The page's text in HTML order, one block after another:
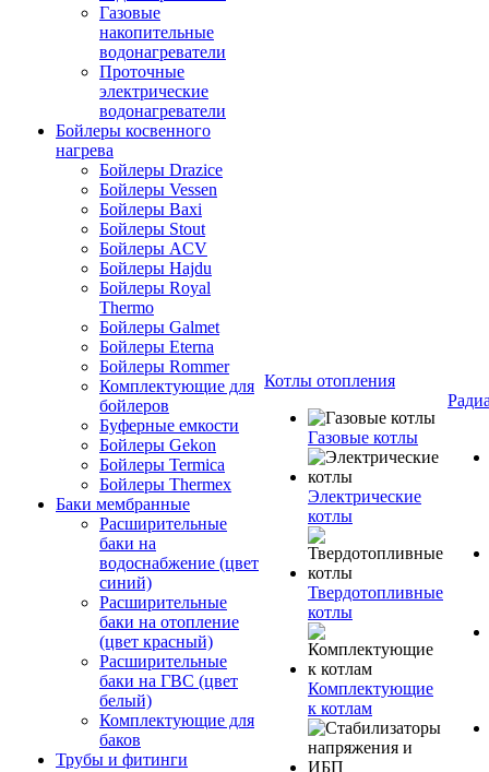
Газовые
накопительные
водонагреватели
Проточные
электрические
водонагреватели
Бойлеры косвенного
нагрева
Бойлеры Drazice
Бойлеры Vessen
Бойлеры Baxi
Бойлеры Stout
Бойлеры ACV
Бойлеры Hajdu
Бойлеры Royal
Thermo
Бойлеры Galmet
Бойлеры Eterna
Бойлеры Rommer
Комплектующие для
бойлеров
Буферные емкости
Бойлеры Gekon
Бойлеры Termica
Бойлеры Thermex
Баки мембранные
Расширительные
баки на
водоснабжение (цвет
синий)
Расширительные
баки на отопление
(цвет красный)
Расширительные
баки на ГВС (цвет
белый)
Комплектующие для
баков
Трубы и фитинги
Котлы отопления
Газовые котлы
Электрические
котлы
Твердотопливные
котлы
Комплектующие
к котлам